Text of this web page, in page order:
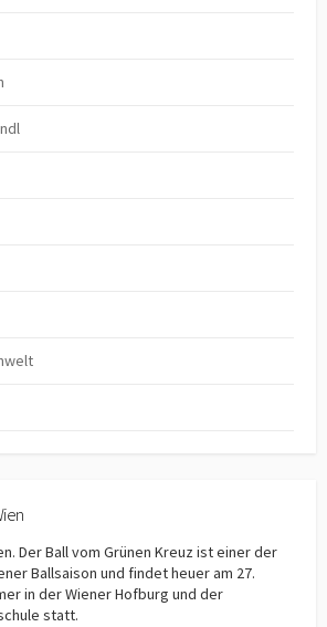
Der Ball vom Grünen Kreuz ist einer der
Ballsaison und findet heuer am 27.
in der Wiener Hofburg und der
statt.